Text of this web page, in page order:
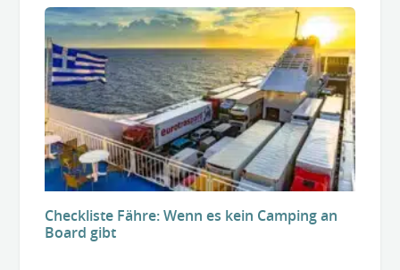
Checkliste Fähre: Wenn es kein Camping an
Board gibt